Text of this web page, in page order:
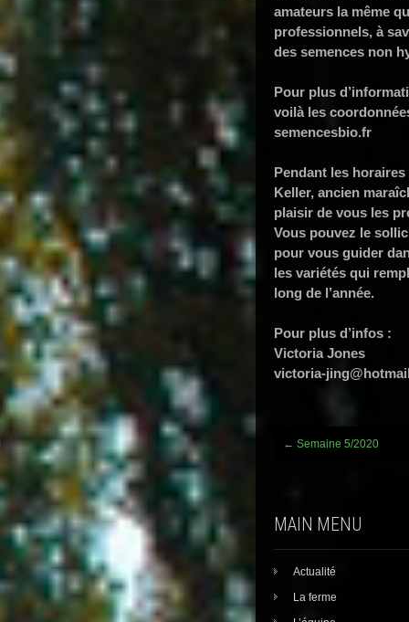
amateurs la même
professionnels, à
des semences non
Pour plus
voilà les
semencesbio.fr
Pendant les
Keller, ancien
plaisir de vous les
Vous pouvez le
pour vous guider
les variétés qui
long de l’année.
Pour plus d’infos :
Victoria Jones
victoria-
Post
← Semaine 5/2020
MAIN MENU
Actualité
La ferme